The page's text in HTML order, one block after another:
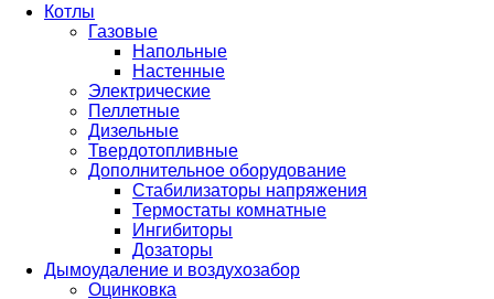
Котлы
Газовые
Напольные
Настенные
Электрические
Пеллетные
Дизельные
Твердотопливные
Дополнительное оборудование
Стабилизаторы напряжения
Термостаты комнатные
Ингибиторы
Дозаторы
Дымоудаление и воздухозабор
Оцинковка